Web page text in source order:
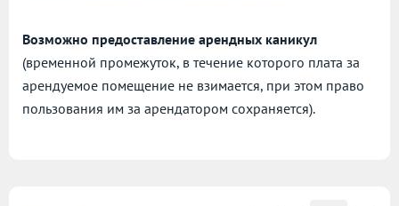
Возможно предоставление арендных каникул
(временной промежуток, в течение которого плата за
арендуемое помещение не взимается, при этом право
пользования им за арендатором сохраняется).